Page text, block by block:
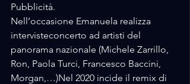
Pubblicità.
Nell’occasione Emanuela realizza
intervisteconcerto ad artisti del
panorama nazionale (Michele Zarrillo,
Ron, Paola Turci, Francesco Baccini,
Morgan,…)Nel 2020 incide il remix di